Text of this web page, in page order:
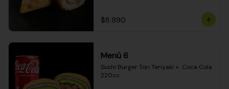
$8.990
Menú 6
Sushi Burger Tori Teriyaki +  Coca Cola
220cc